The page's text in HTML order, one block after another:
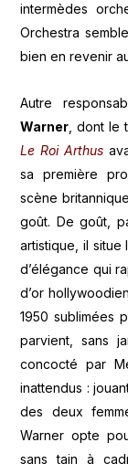
intermèdes
Orchestra
bien en revenir
Autre
Warner , dont le
Le Roi Arthus
sa première
scène
goût. De goût,
artistique, il situe
d’élégance qui
d’or
1950 sublimées
parvient, sans
concocté par
inattendus :
des deux
Warner opte
sans tain à